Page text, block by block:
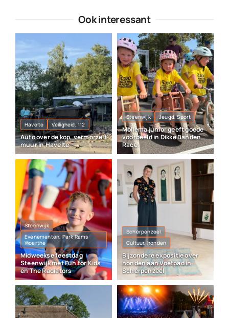
Ook interessant
Havelte Veiligheid, 112
Auto over de kop, vermorzelt
muur in Havelte
Steenwijk Jeugd, Sport
Mollema junior geeft goede
voorbeeld in Dikke Banden
Race
Steenwijk
Evenementen, Park Rams
Woerthe
Midweekse feestdag
Steenwijk met Fun for Kids
en The Radiators
Scherpenzeel
Cultuur, honden
Bijzondere expositie over
honden aan Voetpad in
Scherpenzeel